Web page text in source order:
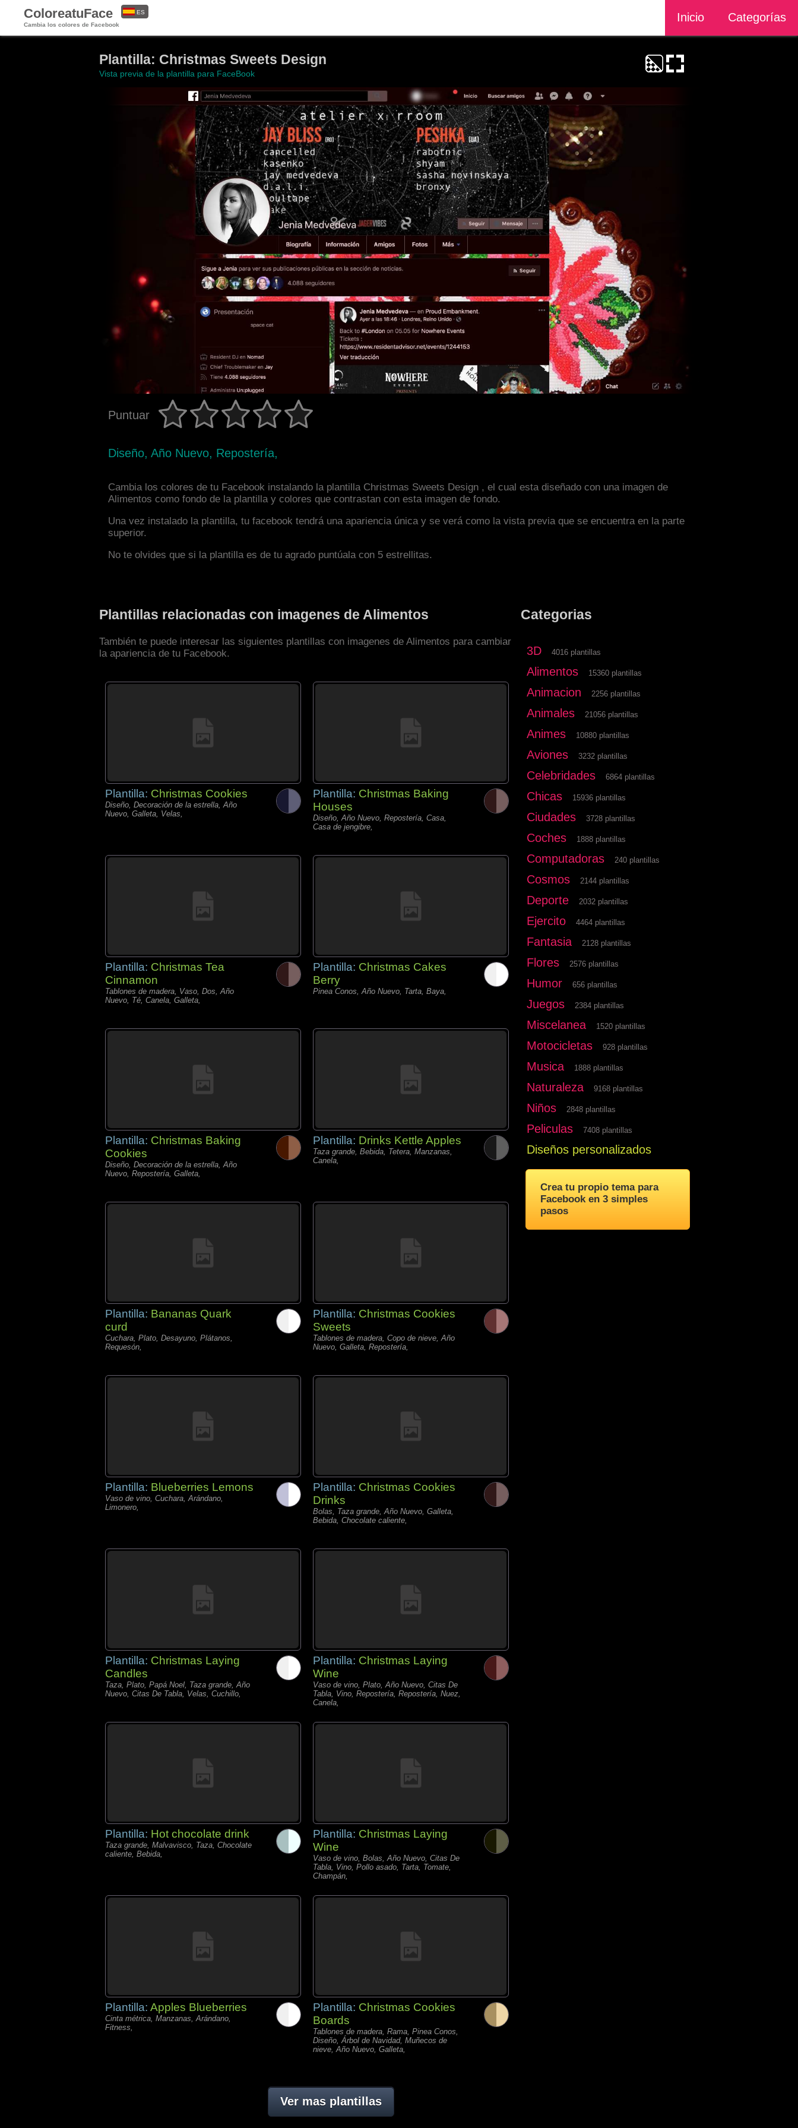
ColoreatuFace
Cambia los colores de Facebook
Inicio Categorías
ES
Plantilla: Christmas Sweets Design
Vista previa de la plantilla para FaceBook
Puntuar
Diseño, Año Nuevo, Repostería,
Cambia los colores de tu Facebook instalando la plantilla Christmas Sweets Design , el cual esta diseñado con una imagen de
Alimentos como fondo de la plantilla y colores que contrastan con esta imagen de fondo.
Una vez instalado la plantilla, tu facebook tendrá una apariencia única y se verá como la vista previa que se encuentra en la parte
superior.
No te olvides que si la plantilla es de tu agrado puntúala con 5 estrellitas.
Plantillas relacionadas con imagenes de Alimentos
También te puede interesar las siguientes plantillas con imagenes de Alimentos para cambiar
la apariencia de tu Facebook.
Plantilla: Christmas Cookies
Diseño, Decoración de la estrella, Año
Nuevo, Galleta, Velas,
Plantilla: Christmas Baking
Houses
Diseño, Año Nuevo, Repostería, Casa,
Casa de jengibre,
Plantilla: Christmas Tea
Cinnamon
Tablones de madera, Vaso, Dos, Año
Nuevo, Té, Canela, Galleta,
Plantilla: Christmas Cakes
Berry
Pinea Conos, Año Nuevo, Tarta, Baya,
Plantilla: Christmas Baking
Cookies
Diseño, Decoración de la estrella, Año
Nuevo, Repostería, Galleta,
Plantilla: Drinks Kettle Apples
Taza grande, Bebida, Tetera, Manzanas,
Canela,
Plantilla: Bananas Quark
curd
Cuchara, Plato, Desayuno, Plátanos,
Requesón,
Plantilla: Christmas Cookies
Sweets
Tablones de madera, Copo de nieve, Año
Nuevo, Galleta, Repostería,
Plantilla: Blueberries Lemons
Vaso de vino, Cuchara, Arándano,
Limonero,
Plantilla: Christmas Cookies
Drinks
Bolas, Taza grande, Año Nuevo, Galleta,
Bebida, Chocolate caliente,
Plantilla: Christmas Laying
Candles
Taza, Plato, Papá Noel, Taza grande, Año
Nuevo, Citas De Tabla, Velas, Cuchillo,
Plantilla: Christmas Laying
Wine
Vaso de vino, Plato, Año Nuevo, Citas De
Tabla, Vino, Repostería, Repostería, Nuez,
Canela,
Plantilla: Hot chocolate drink
Taza grande, Malvavisco, Taza, Chocolate
caliente, Bebida,
Plantilla: Christmas Laying
Wine
Vaso de vino, Bolas, Año Nuevo, Citas De
Tabla, Vino, Pollo asado, Tarta, Tomate,
Champán,
Plantilla: Apples Blueberries
Cinta métrica, Manzanas, Arándano,
Fitness,
Plantilla: Christmas Cookies
Boards
Tablones de madera, Rama, Pinea Conos,
Diseño, Árbol de Navidad, Muñecos de
nieve, Año Nuevo, Galleta,
Ver mas plantillas
Categorias
3D 4016 plantillas
Alimentos 15360 plantillas
Animacion 2256 plantillas
Animales 21056 plantillas
Animes 10880 plantillas
Aviones 3232 plantillas
Celebridades 6864 plantillas
Chicas 15936 plantillas
Ciudades 3728 plantillas
Coches 1888 plantillas
Computadoras 240 plantillas
Cosmos 2144 plantillas
Deporte 2032 plantillas
Ejercito 4464 plantillas
Fantasia 2128 plantillas
Flores 2576 plantillas
Humor 656 plantillas
Juegos 2384 plantillas
Miscelanea 1520 plantillas
Motocicletas 928 plantillas
Musica 1888 plantillas
Naturaleza 9168 plantillas
Niños 2848 plantillas
Peliculas 7408 plantillas
Diseños personalizados
Crea tu propio tema para
Facebook en 3 simples
pasos